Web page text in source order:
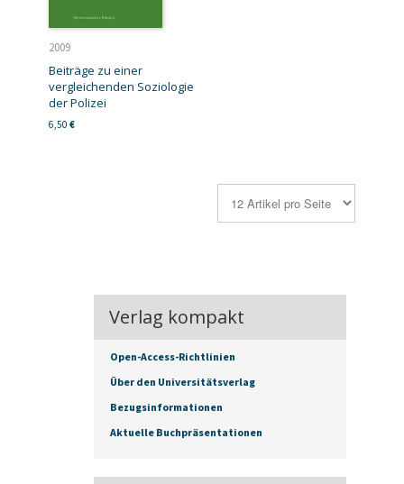
2009
Beiträge zu einer
vergleichenden Soziologie
der Polizei
6,50 €
Verlag kompakt
Open-Access-Richtlinien
Über den Universitätsverlag
Bezugsinformationen
Aktuelle Buchpräsentationen